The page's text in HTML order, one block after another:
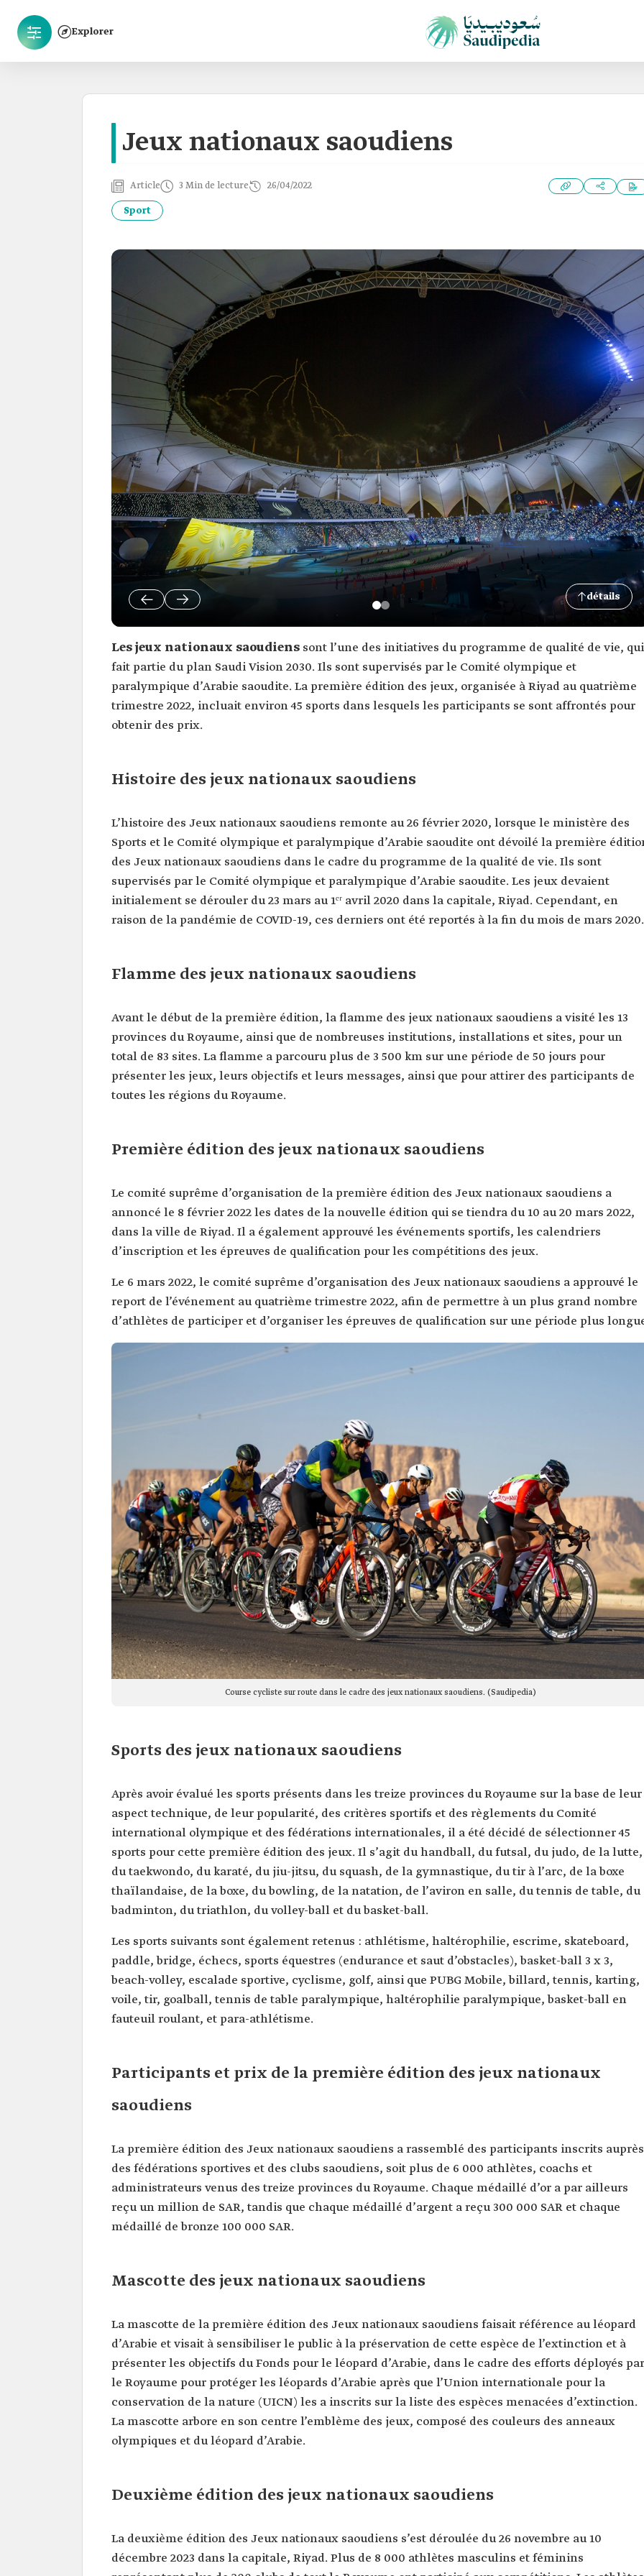
Explorer
Jeux nationaux saoudiens
Article 3 Min de lecture 26/04/2022
Sport
détails
Les jeux nationaux saoudiens sont l’une des initiatives du programme de qualité de vie, qui
fait partie du plan Saudi Vision 2030. Ils sont supervisés par le Comité olympique et
paralympique d’Arabie saoudite. La première édition des jeux, organisée à Riyad au quatrième
trimestre 2022, incluait environ 45 sports dans lesquels les participants se sont affrontés pour
obtenir des prix.
Histoire des jeux nationaux saoudiens
L’histoire des Jeux nationaux saoudiens remonte au 26 février 2020, lorsque le ministère des
Sports et le Comité olympique et paralympique d’Arabie saoudite ont dévoilé la première
des Jeux nationaux saoudiens dans le cadre du programme de la qualité de vie. Ils sont
supervisés par le Comité olympique et paralympique d’Arabie saoudite. Les jeux devaient
initialement se dérouler du 23 mars au 1ᵉʳ avril 2020 dans la capitale, Riyad. Cependant, en
raison de la pandémie de COVID-19, ces derniers ont été reportés à la fin du mois de mars 2020.
Flamme des jeux nationaux saoudiens
Avant le début de la première édition, la flamme des jeux nationaux saoudiens a visité les 13
provinces du Royaume, ainsi que de nombreuses institutions, installations et sites, pour un
total de 83 sites. La flamme a parcouru plus de 3 500 km sur une période de 50 jours pour
présenter les jeux, leurs objectifs et leurs messages, ainsi que pour attirer des participants de
toutes les régions du Royaume.
Première édition des jeux nationaux saoudiens
Le comité suprême d’organisation de la première édition des Jeux nationaux saoudiens a
annoncé le 8 février 2022 les dates de la nouvelle édition qui se tiendra du 10 au 20 mars 2022,
dans la ville de Riyad. Il a également approuvé les événements sportifs, les calendriers
d’inscription et les épreuves de qualification pour les compétitions des jeux.
Le 6 mars 2022, le comité suprême d’organisation des Jeux nationaux saoudiens a approuvé le
report de l’événement au quatrième trimestre 2022, afin de permettre à un plus grand nombre
d’athlètes de participer et d’organiser les épreuves de qualification sur une période plus
Course cycliste sur route dans le cadre des jeux nationaux saoudiens. (Saudipedia)
Sports des jeux nationaux saoudiens
Après avoir évalué les sports présents dans les treize provinces du Royaume sur la base de leur
aspect technique, de leur popularité, des critères sportifs et des règlements du Comité
international olympique et des fédérations internationales, il a été décidé de sélectionner 45
sports pour cette première édition des jeux. Il s’agit du handball, du futsal, du judo, de la lutte,
du taekwondo, du karaté, du jiu-jitsu, du squash, de la gymnastique, du tir à l’arc, de la boxe
thaïlandaise, de la boxe, du bowling, de la natation, de l’aviron en salle, du tennis de table, du
badminton, du triathlon, du volley-ball et du basket-ball.
Les sports suivants sont également retenus : athlétisme, haltérophilie, escrime, skateboard,
paddle, bridge, échecs, sports équestres (endurance et saut d’obstacles), basket-ball 3 x 3,
beach-volley, escalade sportive, cyclisme, golf, ainsi que PUBG Mobile, billard, tennis, karting,
voile, tir, goalball, tennis de table paralympique, haltérophilie paralympique, basket-ball en
fauteuil roulant, et para-athlétisme.
Participants et prix de la première édition des jeux nationaux
saoudiens
La première édition des Jeux nationaux saoudiens a rassemblé des participants inscrits auprès
des fédérations sportives et des clubs saoudiens, soit plus de 6 000 athlètes, coachs et
administrateurs venus des treize provinces du Royaume. Chaque médaillé d’or a par ailleurs
reçu un million de SAR, tandis que chaque médaillé d’argent a reçu 300 000 SAR et chaque
médaillé de bronze 100 000 SAR.
Mascotte des jeux nationaux saoudiens
La mascotte de la première édition des Jeux nationaux saoudiens faisait référence au léopard
d’Arabie et visait à sensibiliser le public à la préservation de cette espèce de l’extinction et à
présenter les objectifs du Fonds pour le léopard d’Arabie, dans le cadre des efforts déployés par
le Royaume pour protéger les léopards d’Arabie après que l’Union internationale pour la
conservation de la nature (UICN) les a inscrits sur la liste des espèces menacées d’extinction.
La mascotte arbore en son centre l’emblème des jeux, composé des couleurs des anneaux
olympiques et du léopard d’Arabie.
Deuxième édition des jeux nationaux saoudiens
La deuxième édition des Jeux nationaux saoudiens s’est déroulée du 26 novembre au 10
décembre 2023 dans la capitale, Riyad. Plus de 8 000 athlètes masculins et féminins